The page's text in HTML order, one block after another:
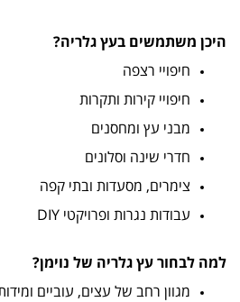
היכן משתמשים בעץ גלריה?
חיפויי רצפה
חיפויי קירות ותקרות
מבני עץ ומחסנים
חדרי שינה וסלונים
צימרים, מסעדות ובתי קפה
עבודות נגרות ופרויקטי DIY
למה לבחור עץ גלריה של נוימן?
מגוון רחב של עצים, עוביים